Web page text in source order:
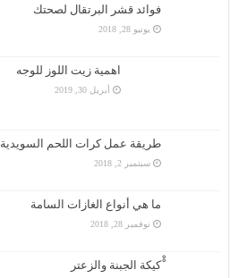
فوائد قشر البرتقال لصحتك
يونيو 28, 2018
اهمية زيت اللوز للوجه
أبريل 30, 2019
طريقة عمل كرات اللحم السويدية
سبتمبر 2, 2018
ما هي أنواع الغازات السامة
نوفمبر 28, 2018
ْْكيكة الجبنة والزعتر